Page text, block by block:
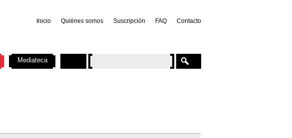
Inicio Quiénes somos Suscripción FAQ Contacto
Mediateca